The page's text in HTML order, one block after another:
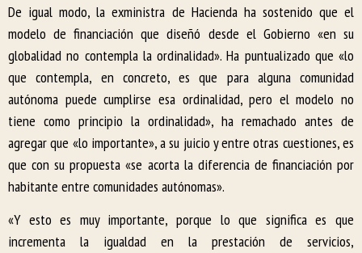
De igual modo, la exministra de Hacienda ha sostenido que el
modelo de financiación que diseñó desde el Gobierno «en su
globalidad no contempla la ordinalidad». Ha puntualizado que «lo
que contempla, en concreto, es que para alguna comunidad
autónoma puede cumplirse esa ordinalidad, pero el modelo no
tiene como principio la ordinalidad», ha remachado antes de
agregar que «lo importante», a su juicio y entre otras cuestiones, es
que con su propuesta «se acorta la diferencia de financiación por
habitante entre comunidades autónomas».
«Y esto es muy importante, porque lo que significa es que
incrementa la igualdad en la prestación de servicios,